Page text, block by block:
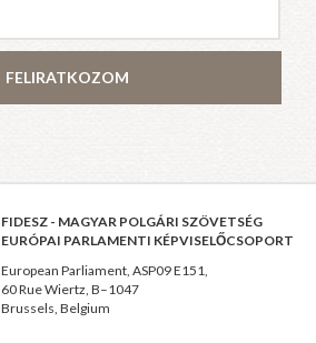
FELIRATKOZOM
FIDESZ - MAGYAR POLGÁRI SZÖVETSÉG
EURÓPAI PARLAMENTI KÉPVISELŐCSOPORT
European Parliament, ASP09 E151,
60 Rue Wiertz, B–1047
Brussels, Belgium